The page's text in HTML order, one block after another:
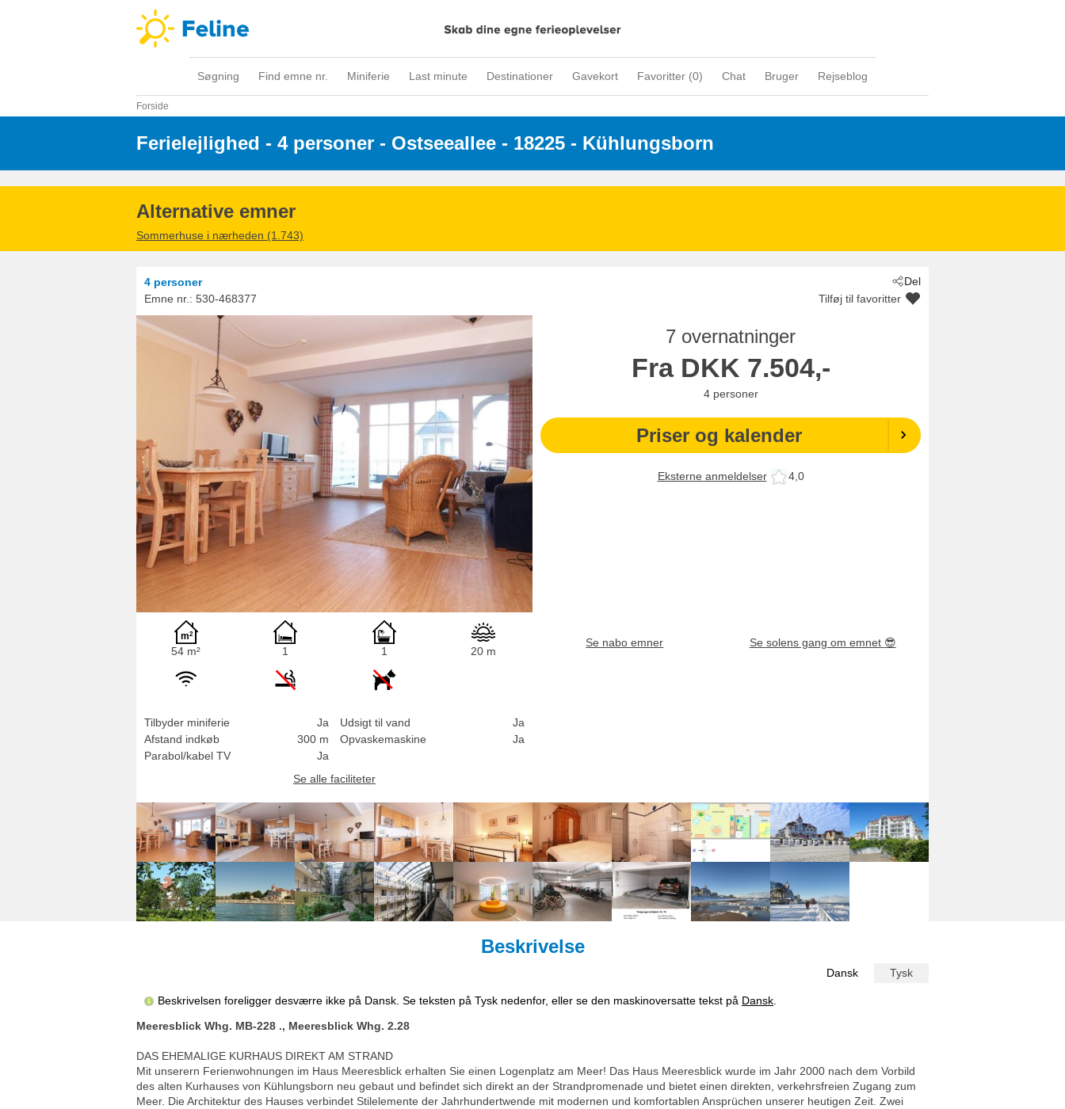
Søgning Find emne nr. Miniferie Last minute Destinationer Gavekort Favoritter (0) Chat Bruger Rejseblog
Forside
Ferielejlighed - 4 personer - Ostseeallee - 18225 - Kühlungsborn
Alternative emner
Sommerhuse i nærheden (1.743)
Del
4 personer
Emne nr.: 530-468377 Tilføj til favoritter
7 overnatninger
Fra DKK 7.504,-
4 personer
Priser og kalender
Eksterne anmeldelser 4,0
54 m² 1 1 20 m
Tilbyder miniferie
Ja
Afstand indkøb
300 m
Parabol/kabel TV
Ja
Udsigt til vand
Ja
Opvaskemaskine
Ja
Se alle faciliteter
Se nabo emner Se solens gang om emnet 😎
Beskrivelse
Dansk Tysk
Beskrivelsen foreligger desværre ikke på Dansk. Se teksten på Tysk nedenfor, eller se den maskinoversatte tekst på Dansk
Meeresblick Whg. MB-228 ., Meeresblick Whg. 2.28
DAS EHEMALIGE KURHAUS DIREKT AM STRAND
Mit unserern Ferienwohnungen im Haus Meeresblick erhalten Sie einen Logenplatz am Meer! Das Haus Meeresblick wurde im Jahr 2000 nach dem Vorbild
des alten Kurhauses von Kühlungsborn neu gebaut und befindet sich direkt an der Strandpromenade und bietet einen direkten, verkehrsfreien Zugang zum
Meer. Die Architektur des Hauses verbindet Stilelemente der Jahrhundertwende mit modernen und komfortablen Ansprüchen unserer heutigen Zeit. Zwei